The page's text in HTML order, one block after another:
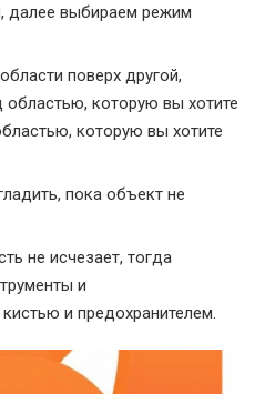
далее выбираем режим
поверх другой,
областью, которую вы хотите
которую вы хотите
пока объект не
не исчезает, тогда
и
и предохранителем.